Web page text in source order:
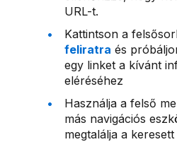
URL-t.
Kattintson a
feliratra és
egy linket a kívánt
eléréséhez
Használja a felső
más navigációs
megtalálja a